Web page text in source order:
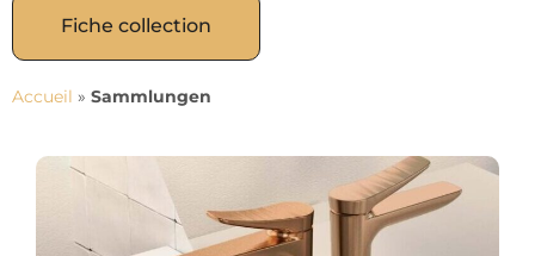
Fiche collection
Accueil » Sammlungen